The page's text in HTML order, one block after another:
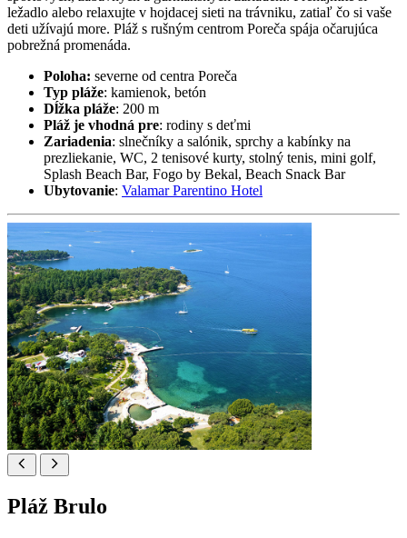
ležadlo alebo relaxujte v hojdacej sieti na trávniku, zatiaľ čo si vaše
deti užívajú more. Pláž s rušným centrom Poreča spája očarujúca
pobrežná promenáda.
Poloha: severne od centra Poreča
Typ pláže: kamienok, betón
Dĺžka pláže: 200 m
Pláž je vhodná pre: rodiny s deťmi
Zariadenia: slnečníky a salónik, sprchy a kabínky na
prezliekanie, WC, 2 tenisové kurty, stolný tenis, mini golf,
Splash Beach Bar, Fogo by Bekal, Beach Snack Bar
Ubytovanie: Valamar Parentino Hotel
Pláž Brulo